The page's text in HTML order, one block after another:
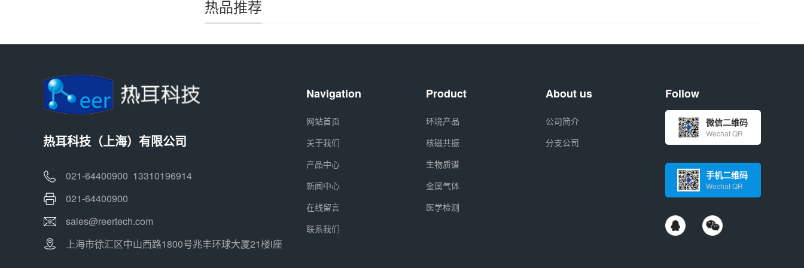
热品推荐
热耳科技（上海）有限公司
021-64400900 13310196914
021-64400900
sales@reertech.com
上海市徐汇区中山西路1800号兆丰环球大厦21楼i座
Navigation
网站首页
关于我们
产品中心
新闻中心
在线留言
联系我们
Product
环境产品
核磁共振
生物质谱
金属气体
医学检测
About us
公司简介
分支公司
Follow
微信二维码
Wechat QR
手机二维码
Wechat QR